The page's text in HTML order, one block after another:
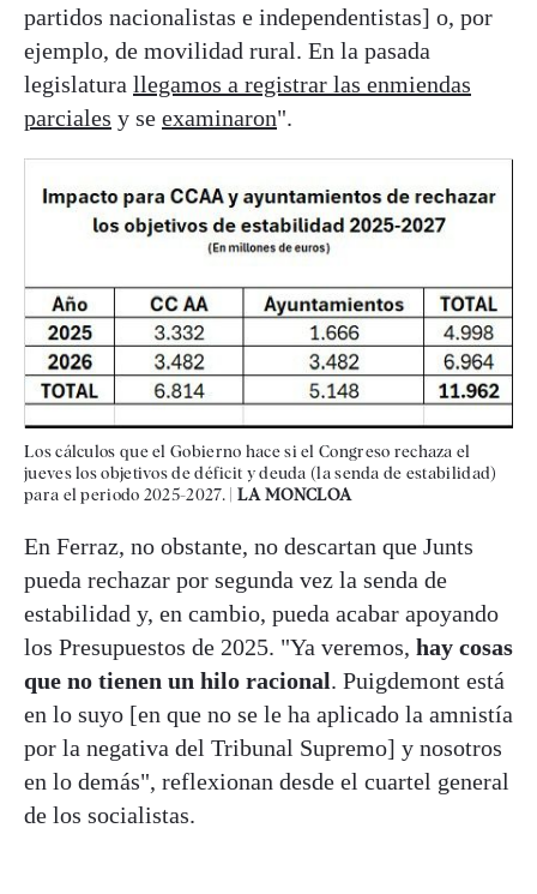
partidos nacionalistas e independentistas] o, por
ejemplo, de movilidad rural. En la pasada
legislatura llegamos a registrar las enmiendas
parciales y se examinaron".
Los cálculos que el Gobierno hace si el Congreso rechaza el
jueves los objetivos de déficit y deuda (la senda de estabilidad)
para el periodo 2025-2027. | LA MONCLOA
En Ferraz, no obstante, no descartan que Junts
pueda rechazar por segunda vez la senda de
estabilidad y, en cambio, pueda acabar apoyando
los Presupuestos de 2025. "Ya veremos, hay cosas
que no tienen un hilo racional. Puigdemont está
en lo suyo [en que no se le ha aplicado la amnistía
por la negativa del Tribunal Supremo] y nosotros
en lo demás", reflexionan desde el cuartel general
de los socialistas.